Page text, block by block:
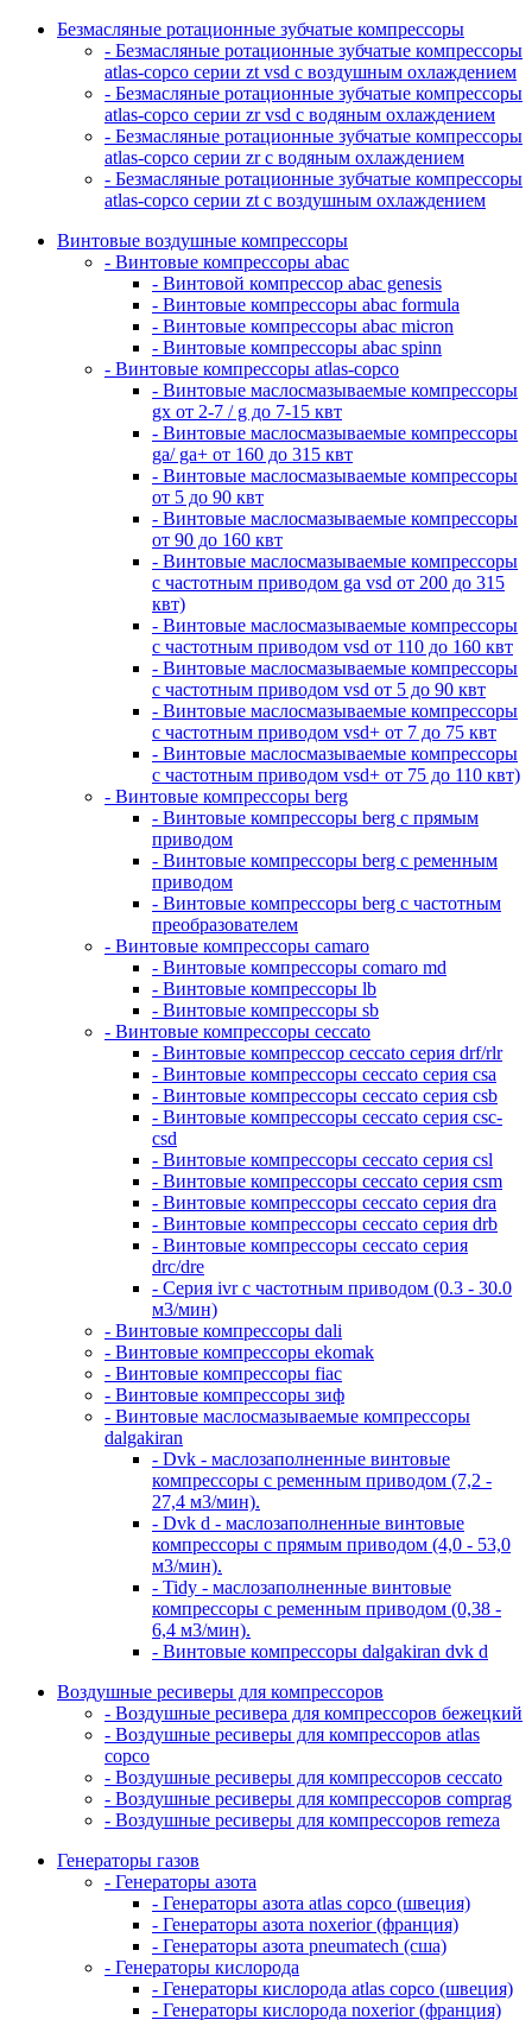
Безмасляные ротационные зубчатые компрессоры
- Безмасляные ротационные зубчатые компрессоры
atlas-copco серии zt vsd с воздушным охлаждением
- Безмасляные ротационные зубчатые компрессоры
atlas-copco серии zr vsd с водяным охлаждением
- Безмасляные ротационные зубчатые компрессоры
atlas-copco серии zr с водяным охлаждением
- Безмасляные ротационные зубчатые компрессоры
atlas-copco серии zt с воздушным охлаждением
Винтовые воздушные компрессоры
- Винтовые компрессоры abac
- Винтовой компрессор abac genesis
- Винтовые компрессоры abac formula
- Винтовые компрессоры abac micron
- Винтовые компрессоры abac spinn
- Винтовые компрессоры atlas-copco
- Винтовые маслосмазываемые компрессоры
gx от 2-7 / g до 7-15 квт
- Винтовые маслосмазываемые компрессоры
ga/ ga+ от 160 до 315 квт
- Винтовые маслосмазываемые компрессоры
от 5 до 90 квт
- Винтовые маслосмазываемые компрессоры
от 90 до 160 квт
- Винтовые маслосмазываемые компрессоры
с частотным приводом ga vsd от 200 до 315
квт)
- Винтовые маслосмазываемые компрессоры
с частотным приводом vsd от 110 до 160 квт
- Винтовые маслосмазываемые компрессоры
с частотным приводом vsd от 5 до 90 квт
- Винтовые маслосмазываемые компрессоры
с частотным приводом vsd+ от 7 до 75 квт
- Винтовые маслосмазываемые компрессоры
с частотным приводом vsd+ от 75 до 110 квт)
- Винтовые компрессоры berg
- Винтовые компрессоры berg с прямым
приводом
- Винтовые компрессоры berg с ременным
приводом
- Винтовые компрессоры berg с частотным
преобразователем
- Винтовые компрессоры camaro
- Винтовые компрессоры comaro md
- Винтовые компрессоры lb
- Винтовые компрессоры sb
- Винтовые компрессоры ceccato
- Винтовые компрессор ceccato серия drf/rlr
- Винтовые компрессоры ceccato серия csa
- Винтовые компрессоры ceccato серия csb
- Винтовые компрессоры ceccato серия csc-
csd
- Винтовые компрессоры ceccato серия csl
- Винтовые компрессоры ceccato серия csm
- Винтовые компрессоры ceccato серия dra
- Винтовые компрессоры ceccato серия drb
- Винтовые компрессоры ceccato серия
drc/dre
- Серия ivr с частотным приводом (0.3 - 30.0
м3/мин)
- Винтовые компрессоры dali
- Винтовые компрессоры ekomak
- Винтовые компрессоры fiac
- Винтовые компрессоры зиф
- Винтовые маслосмазываемые компрессоры
dalgakiran
- Dvk - маслозаполненные винтовые
компрессоры с ременным приводом (7,2 -
27,4 м3/мин).
- Dvk d - маслозаполненные винтовые
компрессоры с прямым приводом (4,0 - 53,0
м3/мин).
- Tidy - маслозаполненные винтовые
компрессоры с ременным приводом (0,38 -
6,4 м3/мин).
- Винтовые компрессоры dalgakiran dvk d
Воздушные ресиверы для компрессоров
- Воздушные ресивера для компрессоров бежецкий
- Воздушные ресиверы для компрессоров atlas
copco
- Воздушные ресиверы для компрессоров ceccato
- Воздушные ресиверы для компрессоров comprag
- Воздушные ресиверы для компрессоров remeza
Генераторы газов
- Генераторы азота
- Генераторы азота atlas copco (швеция)
- Генераторы азота noxerior (франция)
- Генераторы азота pneumatech (сша)
- Генераторы кислорода
- Генераторы кислорода atlas copco (швеция)
- Генераторы кислорода noxerior (франция)